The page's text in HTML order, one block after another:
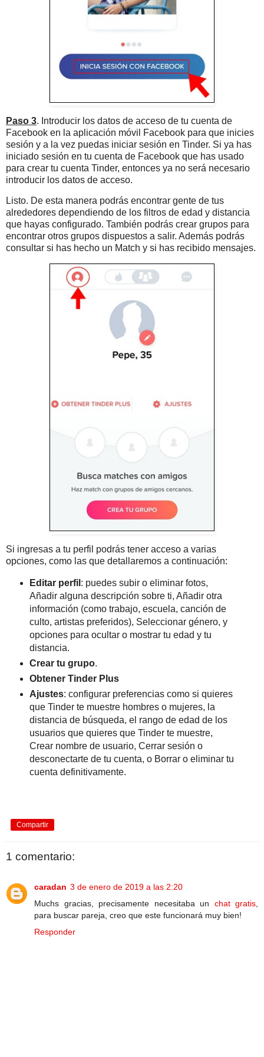
Paso 3. Introducir los datos de acceso de tu cuenta de
Facebook en la aplicación móvil Facebook para que inicies
sesión y a la vez puedas iniciar sesión en Tinder. Si ya has
iniciado sesión en tu cuenta de Facebook que has usado
para crear tu cuenta Tinder, entonces ya no será necesario
introducir los datos de acceso.
Listo. De esta manera podrás encontrar gente de tus
alrededores dependiendo de los filtros de edad y distancia
que hayas configurado. También podrás crear grupos para
encontrar otros grupos dispuestos a salir. Además podrás
consultar si has hecho un Match y si has recibido mensajes.
Si ingresas a tu perfil podrás tener acceso a varias
opciones, como las que detallaremos a continuación:
Editar perfil : puedes subir o eliminar fotos,
Añadir alguna descripción sobre ti, Añadir otra
información (como trabajo, escuela, canción de
culto, artistas preferidos), Seleccionar género, y
opciones para ocultar o mostrar tu edad y tu
distancia.
Crear tu grupo.
Obtener Tinder Plus
Ajustes: configurar preferencias como si quieres
que Tinder te muestre hombres o mujeres, la
distancia de búsqueda, el rango de edad de los
usuarios que quieres que Tinder te muestre,
Crear nombre de usuario, Cerrar sesión o
desconectarte de tu cuenta, o Borrar o eliminar tu
cuenta definitivamente.
Compartir
1 comentario:
caradan 3 de enero de 2019 a las 2:20
Muchs gracias, precisamente necesitaba un chat gratis,
para buscar pareja, creo que este funcionará muy bien!
Responder